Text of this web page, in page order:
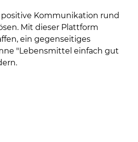
positive Kommunikation rund
Mit dieser Plattform
ein gegenseitiges
"Lebensmittel einfach gut